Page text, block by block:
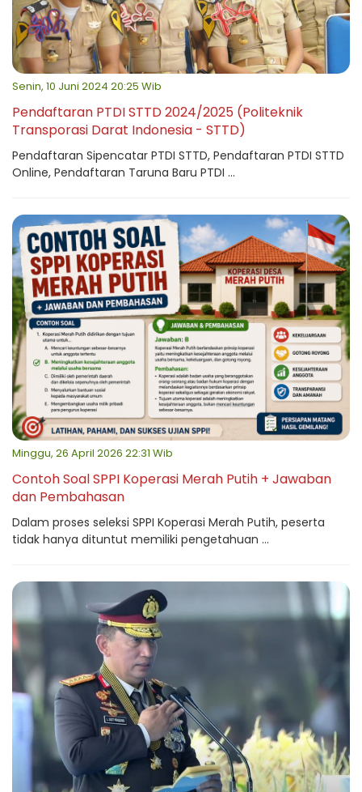
Senin, 10 Juni 2024 20:25 Wib
Pendaftaran PTDI STTD 2024/2025 (Politeknik
Transporasi Darat Indonesia - STTD)
Pendaftaran Sipencatar PTDI STTD, Pendaftaran PTDI STTD
Online, Pendaftaran Taruna Baru PTDI ...
Minggu, 26 April 2026 22:31 Wib
Contoh Soal SPPI Koperasi Merah Putih + Jawaban
dan Pembahasan
Dalam proses seleksi SPPI Koperasi Merah Putih, peserta
tidak hanya dituntut memiliki pengetahuan ...